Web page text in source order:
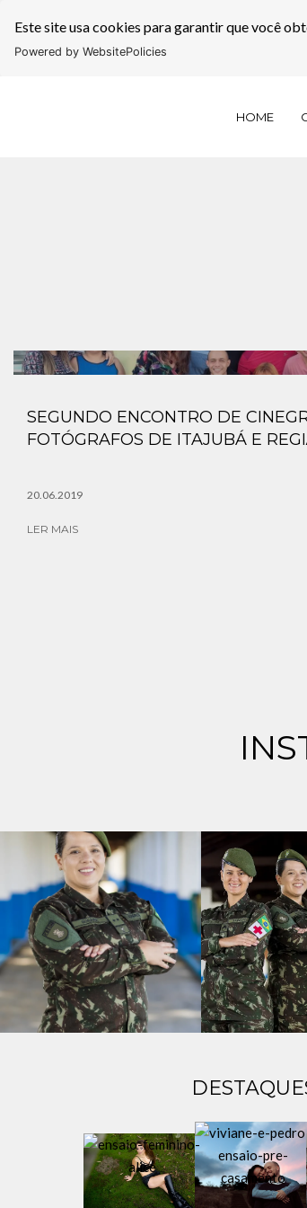
Este site usa cookies para garantir que você
Powered by WebsitePolicies
HOME
SEGUNDO ENCONTRO DE
FOTÓGRAFOS DE ITAJUBÁ E
20.06.2019
LER MAIS